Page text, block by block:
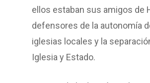
ellos estaban sus amigos de
defensores de la autonomía
iglesias locales y la
Iglesia y Estado.